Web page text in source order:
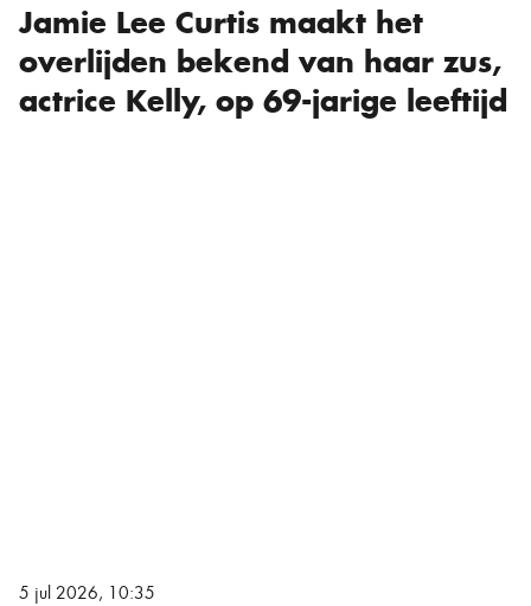
Jamie Lee Curtis maakt het
overlijden bekend van haar zus,
actrice Kelly, op 69-jarige leeftijd
5 jul 2026, 10:35